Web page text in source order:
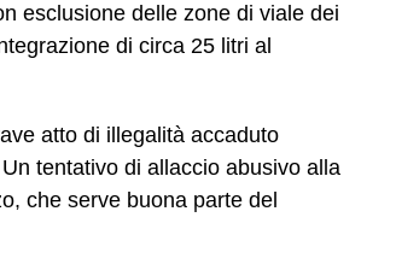
esclusione delle zone di viale dei
di circa 25 litri al
atto di illegalità accaduto
tentativo di allaccio abusivo alla
che serve buona parte del